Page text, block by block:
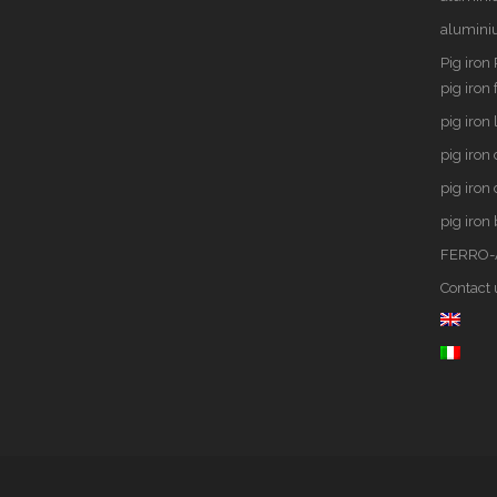
Pig iron
pig iron
pig iron
pig iron
pig iron
pig iron
Contact